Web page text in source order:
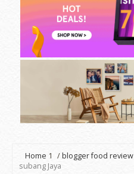
Home 1 /blogger food review
subang Jaya